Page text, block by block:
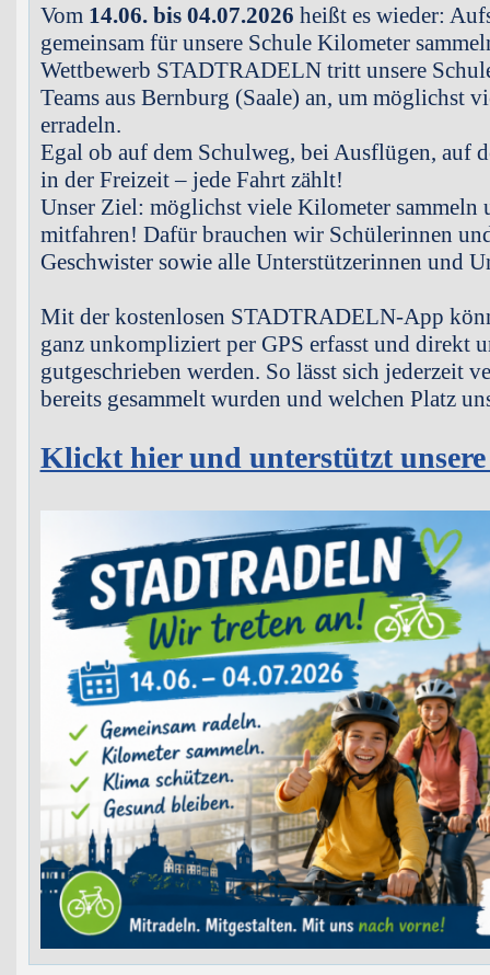
Vom 14.06. bis 04.07.2026 heißt es wieder:
gemeinsam für unsere Schule Kilometer
Wettbewerb STADTRADELN tritt unsere
Teams aus Bernburg (Saale) an, um möglichst
erradeln.
Egal ob auf dem Schulweg, bei Ausflügen, auf
in der Freizeit – jede Fahrt zählt!
Unser Ziel: möglichst viele Kilometer sammeln
mitfahren! Dafür brauchen wir Schülerinnen
Geschwister sowie alle Unterstützerinnen und
Mit der kostenlosen STADTRADELN-App
ganz unkompliziert per GPS erfasst und direkt
gutgeschrieben werden. So lässt sich jederzeit
bereits gesammelt wurden und welchen Platz
Klickt hier und unterstützt unsere